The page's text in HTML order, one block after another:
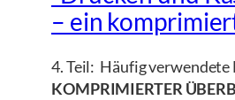
– ein
4. Teil: Häufig verwendete
KOMPRIMIERTER